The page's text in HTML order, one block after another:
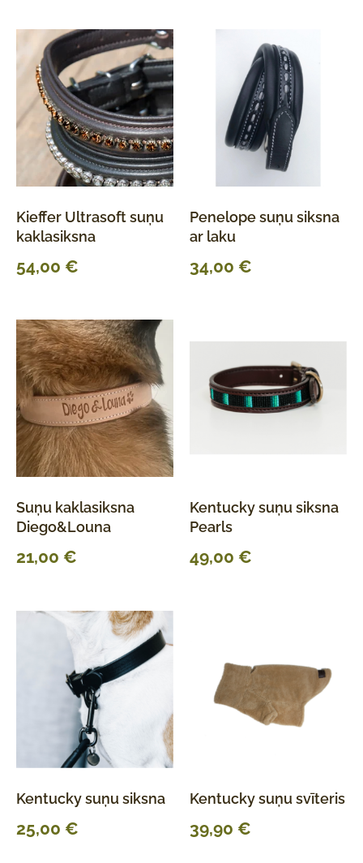
Kieffer Ultrasoft suņu
kaklasiksna
54,00 €
Penelope suņu siksna
ar laku
34,00 €
Suņu kaklasiksna
Diego&Louna
21,00 €
Kentucky suņu siksna
Pearls
49,00 €
Kentucky suņu siksna
25,00 €
Kentucky suņu svīteris
39,90 €